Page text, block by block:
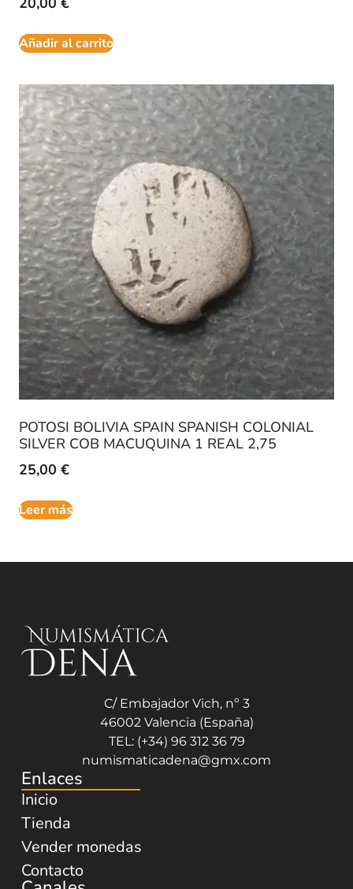
Añadir al carrito
POTOSI BOLIVIA SPAIN SPANISH COLONIAL
SILVER COB MACUQUINA 1 REAL 2,75
25,00 €
Leer más
C/ Embajador Vich, nº 3
46002 Valencia (España)
TEL: (+34) 96 312 36 79
numismaticadena@gmx.com
Enlaces
Inicio
Tienda
Vender monedas
Contacto